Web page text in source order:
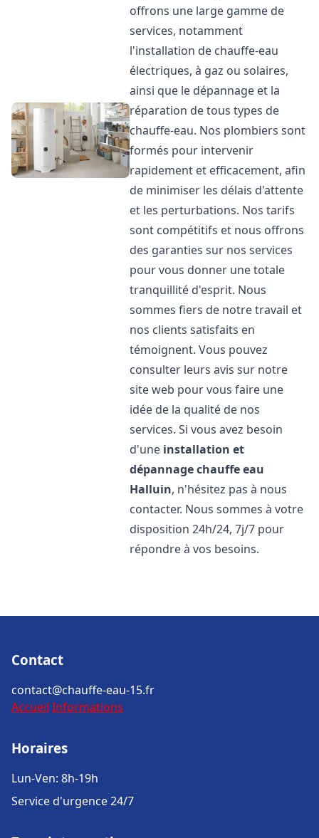
offrons une large gamme de
services, notamment
l'installation de chauffe-eau
électriques, à gaz ou solaires,
ainsi que le dépannage et la
réparation de tous types de
chauffe-eau. Nos plombiers sont
formés pour intervenir
rapidement et efficacement, afin
de minimiser les délais d'attente
et les perturbations. Nos tarifs
sont compétitifs et nous offrons
des garanties sur nos services
pour vous donner une totale
tranquillité d'esprit. Nous
sommes fiers de notre travail et
nos clients satisfaits en
témoignent. Vous pouvez
consulter leurs avis sur notre
site web pour vous faire une
idée de la qualité de nos
services. Si vous avez besoin
d'une installation et
dépannage chauffe eau
Halluin, n'hésitez pas à nous
contacter. Nous sommes à votre
disposition 24h/24, 7j/7 pour
répondre à vos besoins.
Contact
contact@chauffe-eau-15.fr
Accueil Informations
Horaires
Lun-Ven: 8h-19h
Service d'urgence 24/7